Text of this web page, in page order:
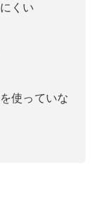
くい
使っていな